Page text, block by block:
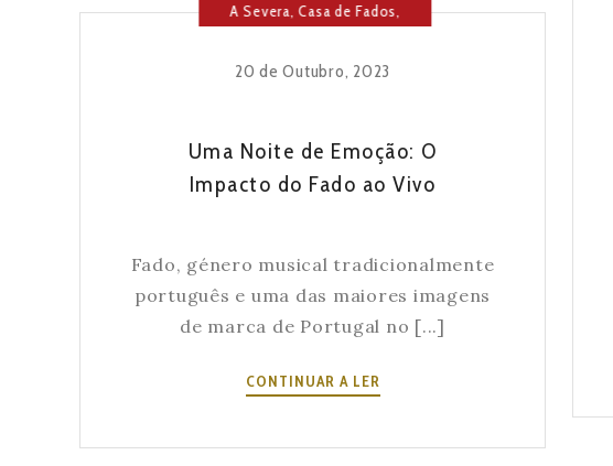
A Severa,Casa de Fados,
Música
20 de Outubro, 2023
Uma Noite de Emoção: O
Impacto do Fado ao Vivo
Fado, género musical tradicionalmente
português e uma das maiores imagens
de marca de Portugal no [...]
CONTINUAR A LER